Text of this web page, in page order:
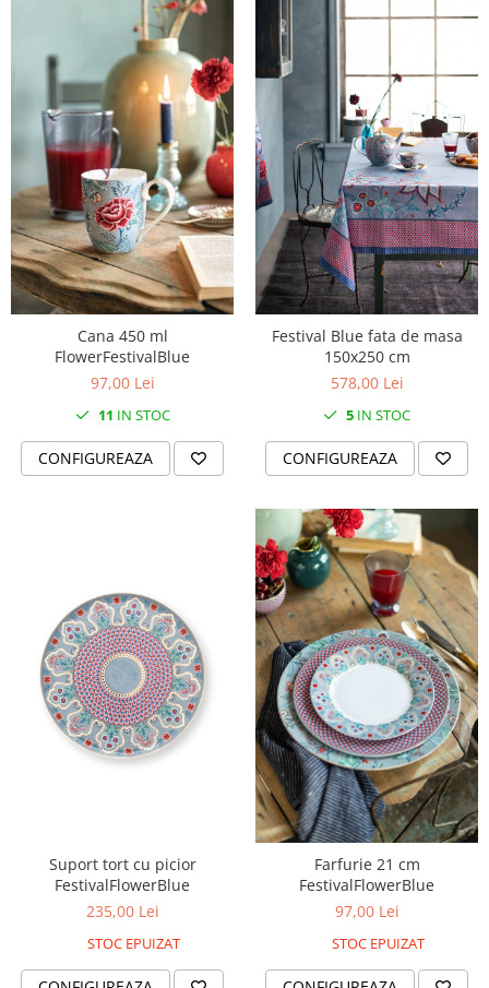
SERENDIPITY WHITE
FLOWER FESTIVAL BLUE
FLOWER FESTIVAL RED
CHIQUE VERDE
CHIQUE ROZ
CHIQUE STRIPES VERDE
Renaissance Grey
Royal White
CHIQUE STRIPES GALBEN
CHIQUE GALBEN
Cana 450 ml
FlowerFestivalBlue
97,00 Lei
11 IN STOC
CONFIGUREAZA
Festival Blue fata de masa
150x250 cm
578,00 Lei
5 IN STOC
CONFIGUREAZA
Suport tort cu picior
FestivalFlowerBlue
235,00 Lei
STOC EPUIZAT
Farfurie 21 cm
FestivalFlowerBlue
97,00 Lei
STOC EPUIZAT